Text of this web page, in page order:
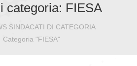
E VANTAGGI
categoria: FIESA
SINDACATI DI CATEGORIA
Categoria "FIESA"